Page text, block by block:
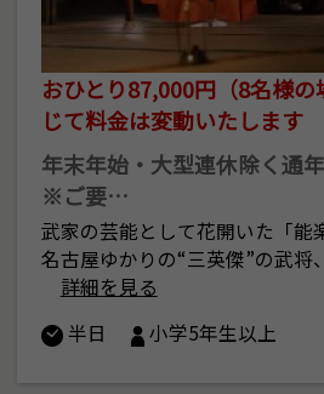
おひとり87,000円（8名様
じて料金は変動いたします
年末年始・大型連休除く通年
※ご要…
武家の芸能として花開いた「能
名古屋ゆかりの“三英傑”の武
詳細を見る
半日
小学5年生以上